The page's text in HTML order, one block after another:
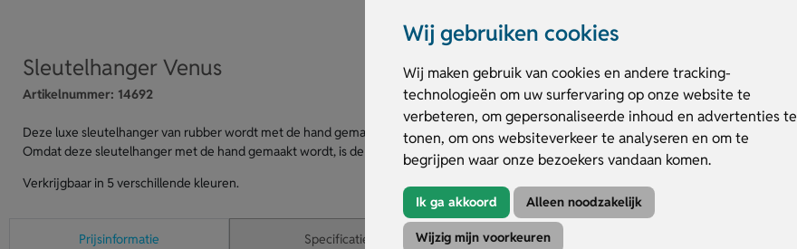
Wij gebruiken cookies
Wij maken gebruik van cookies en andere tracking-
technologieën om uw surfervaring op onze website te
verbeteren, om gepersonaliseerde inhoud en advertenties te
tonen, om ons websiteverkeer te analyseren en om te
begrijpen waar onze bezoekers vandaan komen.
Ik ga akkoord Alleen noodzakelijk
Wijzig mijn voorkeuren
Sleutelhanger Venus
Artikelnummer: 14692
Deze luxe sleutelhanger van rubber wordt met de hand gemaakt en is het ideale cadeau om aan iemand te schenken.
Omdat deze sleutelhanger met de hand gemaakt wordt, is de levertijd dan ook 4 tot 5 weken.
Verkrijgbaar in 5 verschillende kleuren.
Prijsinformatie Specificaties Kleuren